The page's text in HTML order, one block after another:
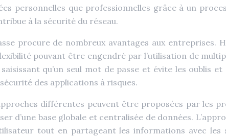
personnelles que professionnelles grâce à un
à la sécurité du réseau.
procure de nombreux avantages aux entreprises.
pouvant être engendré par l’utilisation de
qu’un seul mot de passe et évite les oublis
des applications à risques.
différentes peuvent être proposées par les
d’une base globale et centralisée de données.
tout en partageant les informations avec